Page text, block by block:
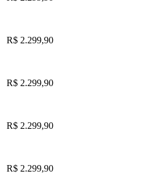
R$ 2.299,90
R$ 2.299,90
R$ 2.299,90
R$ 2.299,90